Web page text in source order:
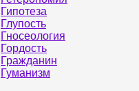
Гипотеза
Глупость
Гносеология
Гордость
Гражданин
Гуманизм